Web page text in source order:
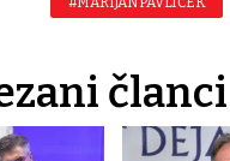
članci